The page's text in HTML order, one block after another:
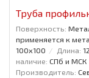
Труба
Поверхность:
применяется к
100x100
Длина:
наличие: СПб и МСК
Производитель: